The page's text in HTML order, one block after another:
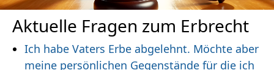
Aktuelle Fragen zum Erbrecht
Ich habe Vaters Erbe abgelehnt. Möchte aber
meine persönlichen Gegenstände für die ich